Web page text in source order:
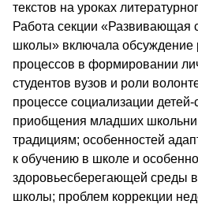
текстов на уроках
Работа секции «Развивающая
школы» включала обсуждение
процессов в формировании
студентов вузов и роли
процессе социализации
приобщения младших
традициям; особенностей
к обучению в школе и
здоровьесберегающей среды
школы; проблем коррекции